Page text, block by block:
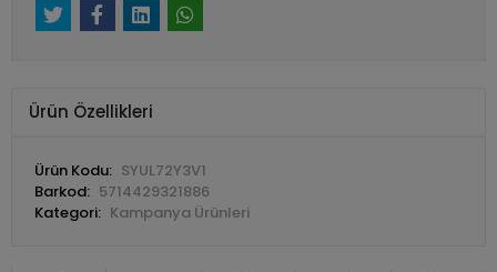
Ürün Özellikleri
Ürün Kodu: SYUL72Y3V1
Barkod: 5714429321886
Kategori: Kampanya Ürünleri